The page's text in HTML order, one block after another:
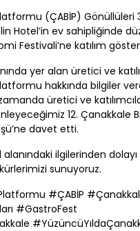
(ÇABİP) Gönüllüleri
Hotel’in ev sahipliğinde
Festivali’ne katılım
yer alan üretici ve
hakkında bilgiler
üretici ve
12. Çanakkale
davet etti.
ilgilerinden
sunuyoruz.
#ÇABİP #
#GastroFest
#YüzüncüYılda